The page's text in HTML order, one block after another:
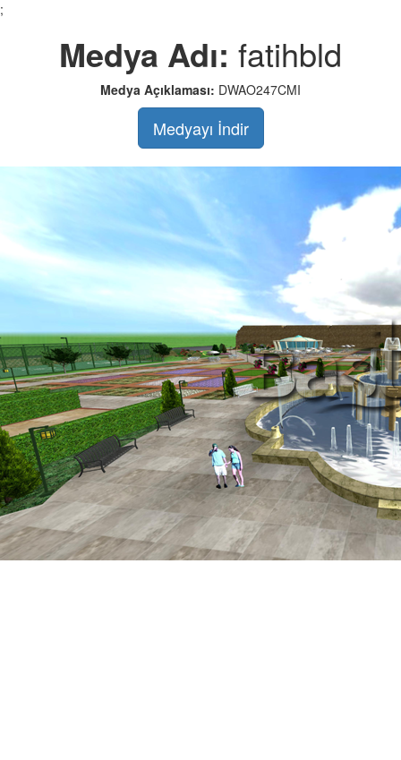
;
Medya Adı: fatihbld
Medya Açıklaması: DWAO247CMI
Medyayı İndir